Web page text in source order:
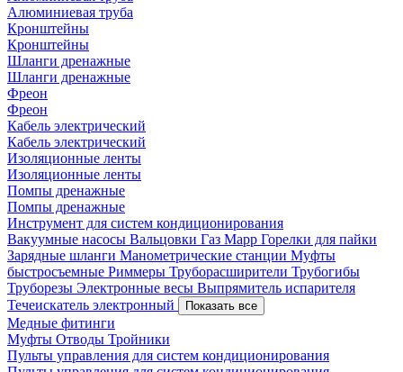
Алюминиевая труба
Кронштейны
Кронштейны
Шланги дренажные
Шланги дренажные
Фреон
Фреон
Кабель электрический
Кабель электрический
Изоляционные ленты
Изоляционные ленты
Помпы дренажные
Помпы дренажные
Инструмент для систем кондиционирования
Вакуумные насосы Вальцовки Газ Mapp Горелки для пайки
Зарядные шланги Манометрические станции Муфты
быстросъемные Риммеры Труборасширители Трубогибы
Труборезы Электронные весы Выпрямитель испарителя
Течеискатель электронный
Показать все
Медные фитинги
Муфты Отводы Тройники
Пульты управления для систем кондиционирования